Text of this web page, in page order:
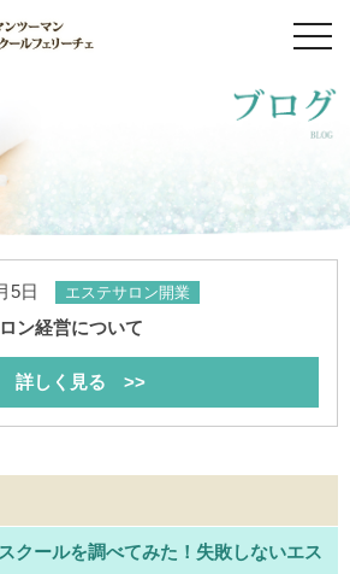
5日 エステサロン開業
ン経営について
詳しく見る >>
クールを調べてみた！失敗しないエス